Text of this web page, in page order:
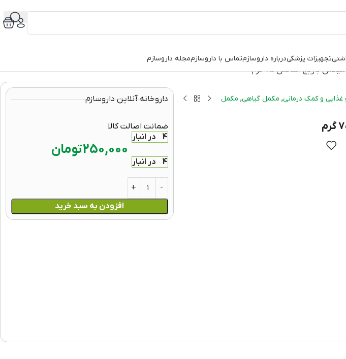
تجهیزات پزشکیدرباره داروسازمتماس با داروسازممجله داروسازم
باریج اسانس 75 گرم
و کمک درمانی, مکمل گیاهی, مکمل
داروخانه آنلاین داروسازم
ضمانت اصالت کالا
4 در انبار
250,000تومان
4 در انبار
افزودن به سبد خرید